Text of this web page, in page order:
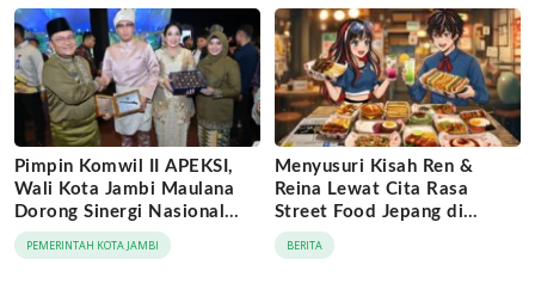
Pimpin Komwil II APEKSI,
Wali Kota Jambi Maulana
Dorong Sinergi Nasional
Antar-Kota
PEMERINTAH KOTA JAMBI
Menyusuri Kisah Ren &
Reina Lewat Cita Rasa
Street Food Jepang di
Jaringan Archipelago Hotels
BERITA